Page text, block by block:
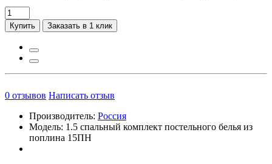
Купить Заказать в 1 клик
0 отзывов Написать отзыв
Производитель: Россия
Модель: 1.5 спальный комплект постельного белья из
поплина 15ПН